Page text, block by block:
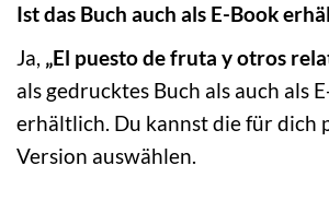
Ist das Buch auch als E-Book
Ja, „El puesto de fruta y otros
als gedrucktes Buch als auch als
erhältlich. Du kannst die für dich
Version auswählen.